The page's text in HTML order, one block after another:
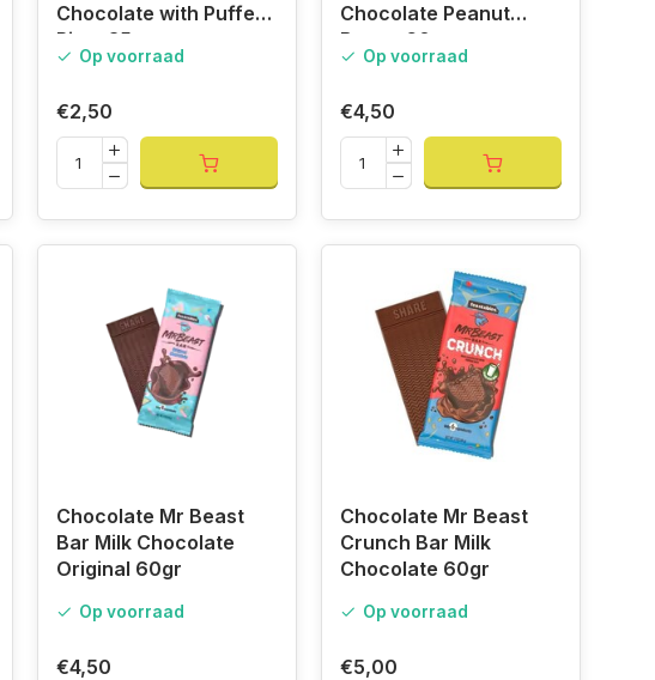
Chocolate with Puffed
Rice, 35gr
Op voorraad
€2,50
Chocolate Peanut
Butter 60gr
Op voorraad
€4,50
Chocolate Mr Beast
Bar Milk Chocolate
Original 60gr
Op voorraad
€4,50
Chocolate Mr Beast
Crunch Bar Milk
Chocolate 60gr
Op voorraad
€5,00